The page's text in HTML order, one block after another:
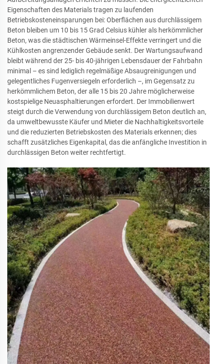
Eigenschaften des Materials tragen zu laufenden
Betriebskosteneinsparungen bei: Oberflächen aus durchlässigem
Beton bleiben um 10 bis 15 Grad Celsius kühler als herkömmlicher
Beton, was die städtischen Wärmeinsel-Effekte verringert und die
Kühlkosten angrenzender Gebäude senkt. Der Wartungsaufwand
bleibt während der 25- bis 40-jährigen Lebensdauer der Fahrbahn
minimal – es sind lediglich regelmäßige Absaugreinigungen und
gelegentliches Fugenversiegeln erforderlich –, im Gegensatz zu
herkömmlichem Beton, der alle 15 bis 20 Jahre möglicherweise
kostspielige Neuasphaltierungen erfordert. Der Immobilienwert
steigt durch die Verwendung von durchlässigem Beton deutlich an,
da umweltbewusste Käufer und Mieter die Nachhaltigkeitsvorteile
und die reduzierten Betriebskosten des Materials erkennen; dies
schafft zusätzliches Eigenkapital, das die anfängliche Investition in
durchlässigen Beton weiter rechtfertigt.